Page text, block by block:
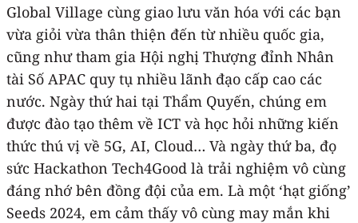
Global Village cùng giao lưu văn hóa với các bạn
vừa giỏi vừa thân thiện đến từ nhiều quốc gia,
cũng như tham gia Hội nghị Thượng đỉnh Nhân
tài Số APAC quy tụ nhiều lãnh đạo cấp cao các
nước. Ngày thứ hai tại Thẩm Quyến, chúng em
được đào tạo thêm về ICT và học hỏi những kiến
thức thú vị về 5G, AI, Cloud… Và ngày thứ ba, đọ
sức Hackathon Tech4Good là trải nghiệm vô cùng
đáng nhớ bên đồng đội của em. Là một ‘hạt giống’
Seeds 2024, em cảm thấy vô cùng may mắn khi